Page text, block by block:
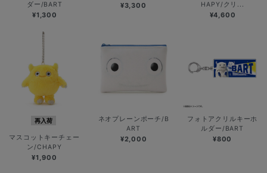
ダー/BART
¥1,300
¥3,300
HAPY/クリ...
¥4,600
再入荷
マスコットキーチェー
ン/CHAPY
¥1,900
ネオプレーンポーチ/B
ART
¥2,000
フォトアクリルキーホ
ルダー/BART
¥800